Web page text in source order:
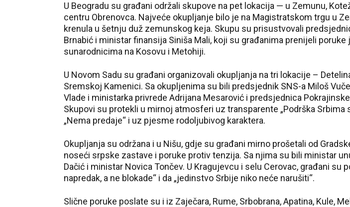
U Beogradu su građani održali skupove na pet lokacija — u Zemunu,
centru Obrenovca. Najveće okupljanje bilo je na Magistratskom trgu u
krenula u šetnju duž zemunskog keja. Skupu su prisustvovali
Brnabić i ministar finansija Siniša Mali, koji su građanima prenijeli
sunarodnicima na Kosovu i Metohiji.
U Novom Sadu su građani organizovali okupljanja na tri lokacije –
Sremskoj Kamenici. Sa okupljenima su bili predsjednik SNS-a Miloš
Vlade i ministarka privrede Adrijana Mesarović i predsjednica
Skupovi su protekli u mirnoj atmosferi uz transparente „Podrška Srbima
„Nema predaje“ i uz pjesme rodoljubivog karaktera.
Okupljanja su održana i u Nišu, gdje su građani mirno prošetali od
noseći srpske zastave i poruke protiv tenzija. Sa njima su bili ministar
Dačić i ministar Novica Tončev. U Kragujevcu i selu Cerovac, građani su
napredak, a ne blokade“ i da „jedinstvo Srbije niko neće narušiti“.
Slične poruke poslate su i iz Zaječara, Rume, Srbobrana, Apatina, Kule,